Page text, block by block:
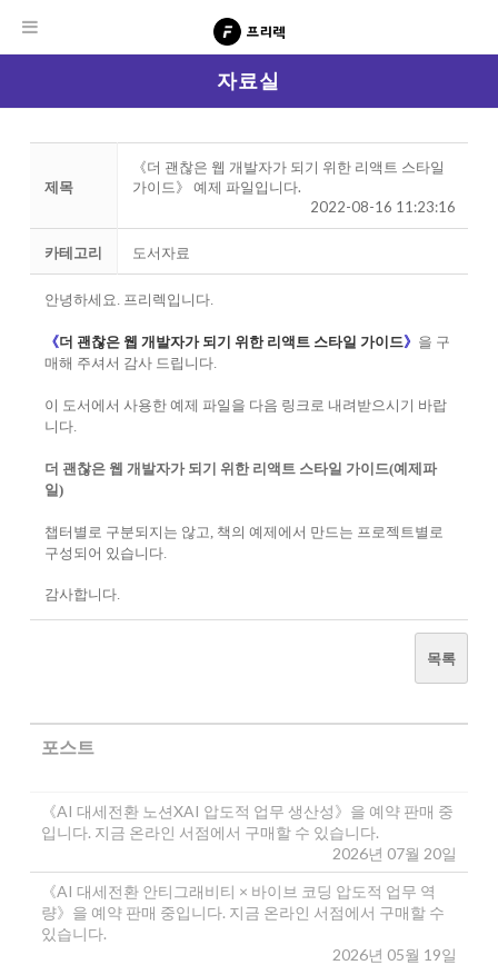
자료실
제목
《더 괜찮은 웹 개발자가 되기 위한 리액트 스타일
가이드》 예제 파일입니다.
2022-08-16 11:23:16
카테고리 도서자료
안녕하세요. 프리렉입니다.
《더 괜찮은 웹 개발자가 되기 위한 리액트 스타일 가이드》 을 구
매해 주셔서 감사 드립니다.
이 도서에서 사용한 예제 파일을 다음 링크로 내려받으시기 바랍
니다.
더 괜찮은 웹 개발자가 되기 위한 리액트 스타일 가이드(예제파
일)
챕터별로 구분되지는 않고, 책의 예제에서 만드는 프로젝트별로
구성되어 있습니다.
감사합니다.
목록
포스트
《AI 대세전환 노션XAI 압도적 업무 생산성》을 예약 판매 중
입니다. 지금 온라인 서점에서 구매할 수 있습니다.
2026년 07월 20일
《AI 대세전환 안티그래비티 × 바이브 코딩 압도적 업무 역
량》을 예약 판매 중입니다. 지금 온라인 서점에서 구매할 수
있습니다.
2026년 05월 19일